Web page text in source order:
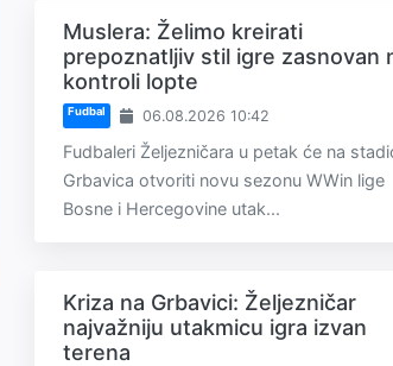
Muslera: Želimo kreirati
prepoznatljiv stil igre zasnovan
kontroli lopte
Fudbal 06.08.2026 10:42
Fudbaleri Željezničara u petak će na
Grbavica otvoriti novu sezonu WWin lige
Bosne i Hercegovine utak...
Kriza na Grbavici: Željezničar
najvažniju utakmicu igra izvan
terena